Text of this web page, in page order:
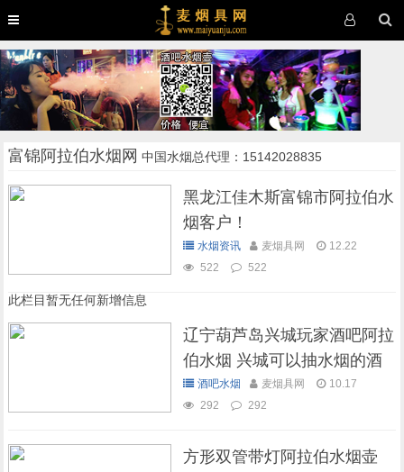
富锦阿拉伯水烟网 中国水烟总代理：15142028835
黑龙江佳木斯富锦市阿拉伯水
烟客户！
水烟资讯 麦烟具网
12.22
522
522
此栏目暂无任何新增信息
辽宁葫芦岛兴城玩家酒吧阿拉
伯水烟 兴城可以抽水烟的酒
吧酒吧水烟 麦烟具网
10.17
292
292
方形双管带灯阿拉伯水烟壶